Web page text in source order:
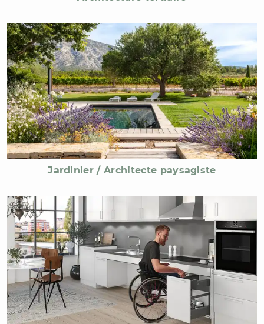
Jardinier / Architecte paysagiste